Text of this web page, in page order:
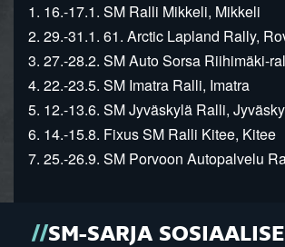
1. 16.-17.1. SM Ralli Mikkeli, Mikkeli
2. 29.-31.1. 61. Arctic Lapland Rally,
3. 27.-28.2. SM Auto Sorsa Riihimäki-
4. 22.-23.5. SM Imatra Ralli, Imatra
5. 12.-13.6. SM Jyväskylä Ralli,
6. 14.-15.8. Fixus SM Ralli Kitee, Kitee
7. 25.-26.9. SM Porvoon Autopalvelu
SM-SARJA